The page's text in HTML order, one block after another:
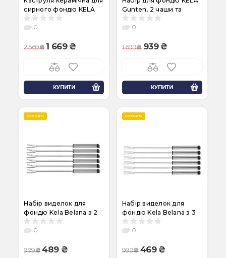
сирного фондю KELA
Basel, 22,5 см, 2 л
(66575)
0
2 569 1 669
КУПИТИ
Gunten, 2 чаши та
підставка (10069)
0
1 699 939
КУПИТИ
СУПЕРЦІНА
Набір виделок для
фондю Kela Belana з 2
зубцями, 6 шт (79184)
0
999 489
СУПЕРЦІНА
Набір виделок для
фондю Kela Belana з 3
зубцями, 6 шт (79186)
0
999 469